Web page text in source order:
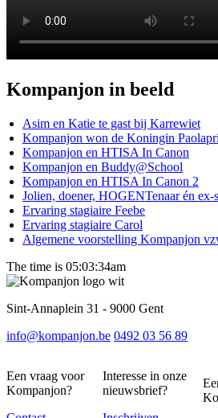
Kompanjon in beeld
Asim en Katie te gast bij Karrewiet
Kompanjon won de Koningin
Kompanjon en HTISA In Canon
Kompanjon en Buddy@School
Kompanjon en HTISA In Canon 2
Jolien, doener, HOGENTenaar én
Ervaring stagiaire Feebe
Ervaring stagiaire Carol
Algemene voorstelling Kompanjon
The time is 05:03:34am
Sint-Annaplein 31 - 9000 Gent
info@kompanjon.be 0492 03 56 89
Een vraag voor
Kompanjon?
Interesse in onze
nieuwsbrief?